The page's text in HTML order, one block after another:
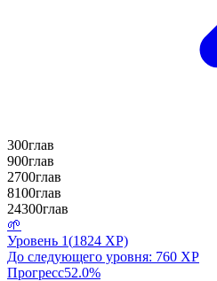
300глав
900глав
2700глав
8100глав
24300глав
🌱
Уровень 1(1824 XP)
До следующего уровня: 760 XP
Прогресс52.0%